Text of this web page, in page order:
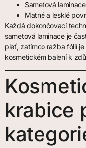
Sametová
Matné a lesklé
Každá dokončovací
sametová laminace je
pleť, zatímco ražba fólií
kosmetickém balení k
krabice